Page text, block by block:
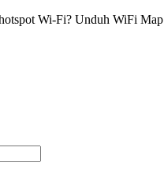
Wi-Fi? Unduh WiFi Map